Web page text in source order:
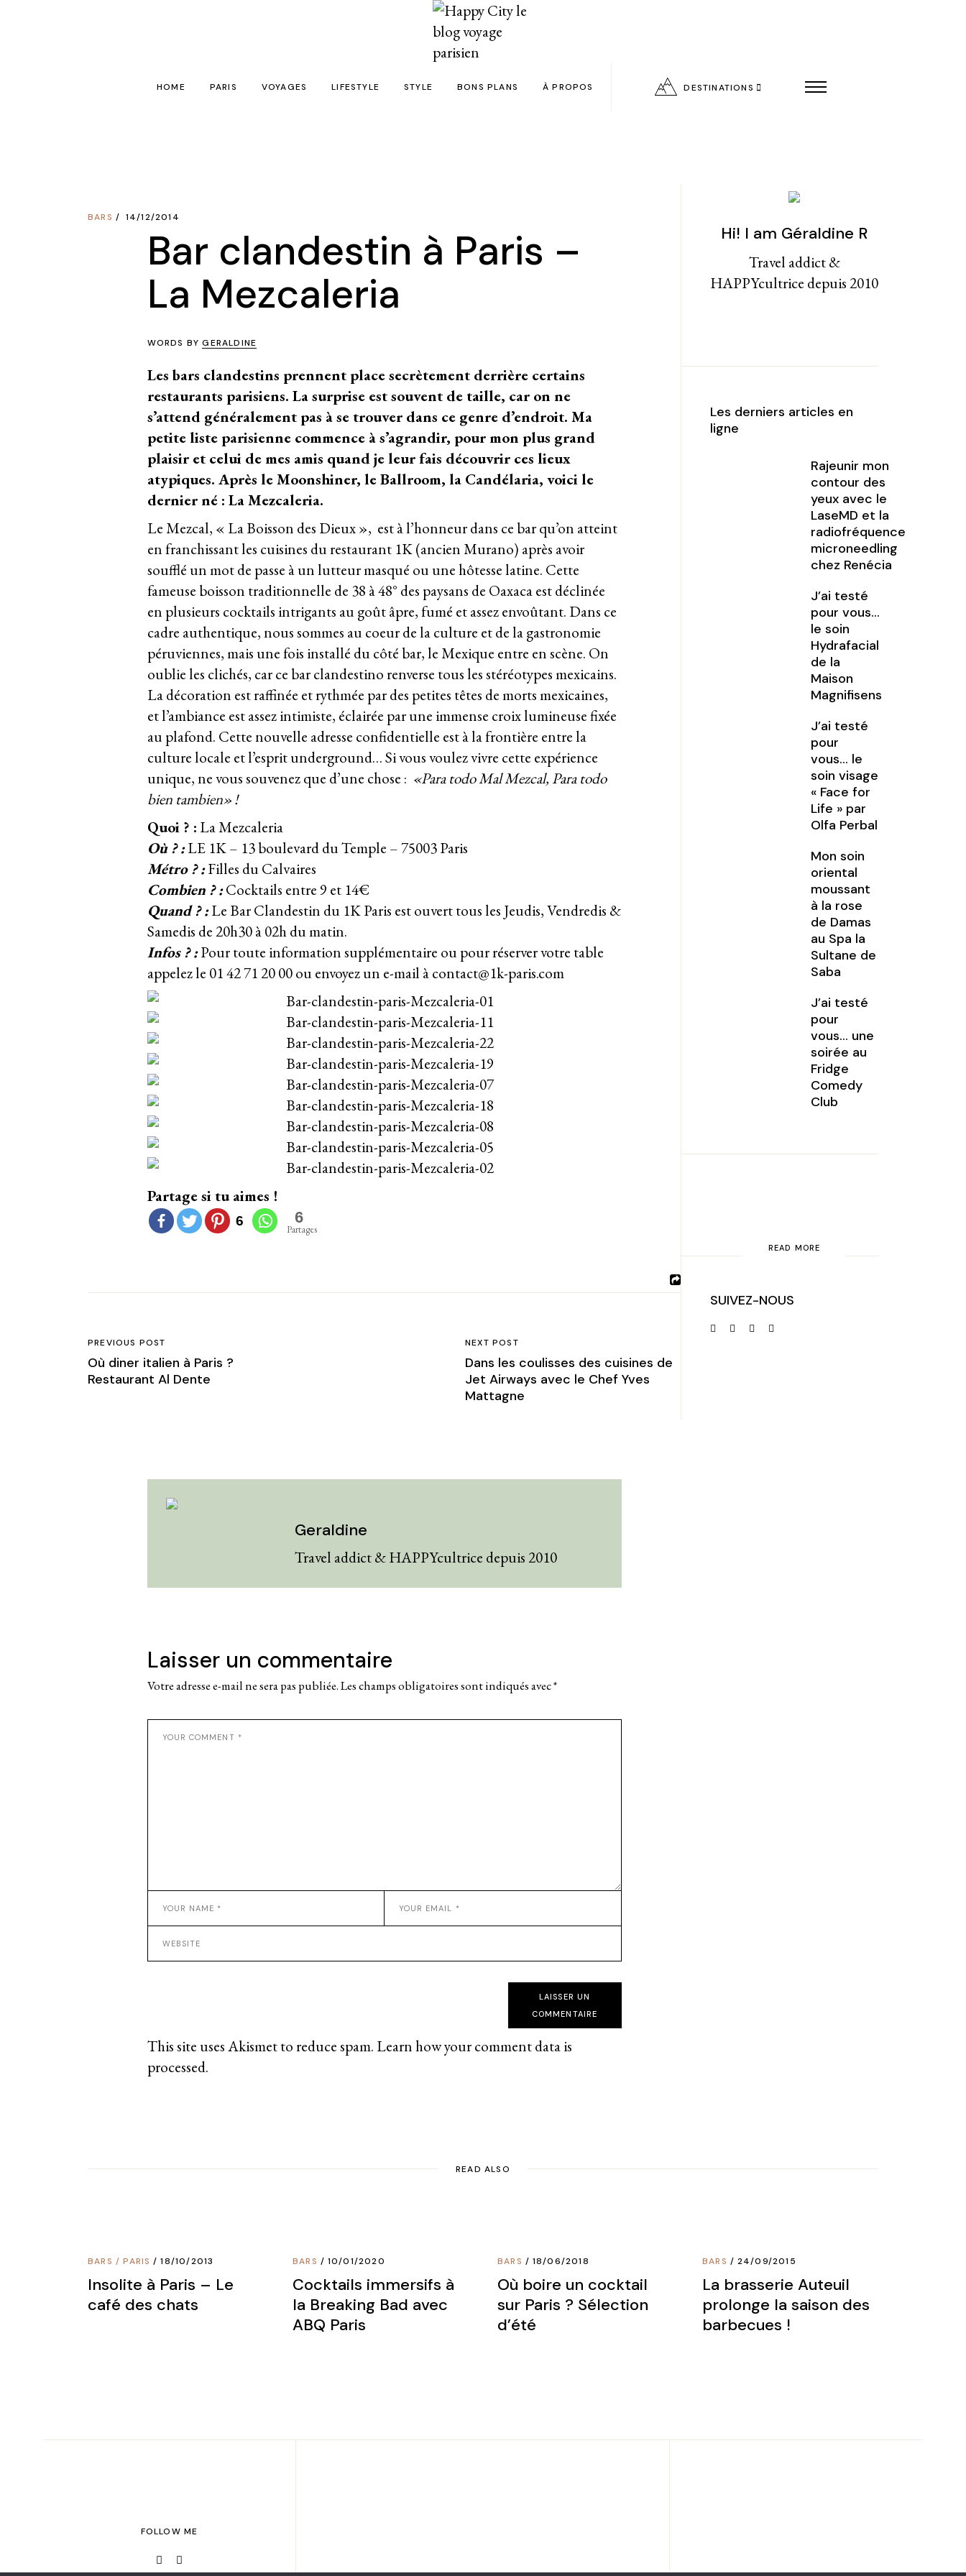
HOME PARIS
Insolite
Spa / Sport
Visites
VOYAGES
Destinations en 24h chrono
Dans le sac des filles
LIFESTYLE
Livres
Shopping
Kids
STYLE
Tattoos
BONS PLANS À PROPOS
Politique de confidentialité
DESTINATIONS
BARS 14/12/2014
Bar clandestin à Paris –
La Mezcaleria
WORDS BYGERALDINE
Les bars clandestins prennent place secrètement derrière certains
restaurants parisiens. La surprise est souvent de taille, car on ne
s’attend généralement pas à se trouver dans ce genre d’endroit. Ma
petite liste parisienne commence à s’agrandir, pour mon plus grand
plaisir et celui de mes amis quand je leur fais découvrir ces lieux
atypiques. Après le Moonshiner, le Ballroom, la Candélaria, voici le
dernier né : La Mezcaleria.
Le Mezcal, « La Boisson des Dieux », est à l’honneur dans ce bar qu’on atteint
en franchissant les cuisines du restaurant 1K (ancien Murano) après avoir
soufflé un mot de passe à un lutteur masqué ou une hôtesse latine. Cette
fameuse boisson traditionnelle de 38 à 48° des paysans de Oaxaca est déclinée
en plusieurs cocktails intrigants au goût âpre, fumé et assez envoûtant. Dans ce
cadre authentique, nous sommes au coeur de la culture et de la gastronomie
péruviennes, mais une fois installé du côté bar, le Mexique entre en scène. On
oublie les clichés, car ce bar clandestino renverse tous les stéréotypes mexicains.
La décoration est raffinée et rythmée par des petites têtes de morts mexicaines,
et l’ambiance est assez intimiste, éclairée par une immense croix lumineuse fixée
au plafond. Cette nouvelle adresse confidentielle est à la frontière entre la
culture locale et l’esprit underground… Si vous voulez vivre cette expérience
unique, ne vous souvenez que d’une chose : «Para todo Mal Mezcal, Para todo
bien tambien» !
Quoi ? : La Mezcaleria
Où ? : LE 1K – 13 boulevard du Temple – 75003 Paris
Métro ? :Filles du Calvaires
Combien ? :Cocktails entre 9 et 14€
Quand ? :Le Bar Clandestin du 1K Paris est ouvert tous les Jeudis, Vendredis &
Samedis de 20h30 à 02h du matin.
Infos ? :Pour toute information supplémentaire ou pour réserver votre table
appelez le 01 42 71 20 00 ou envoyez un e-mail àcontact@1k-paris.com
Partage si tu aimes !
6 6
Partages
PREVIOUS POST
Où diner italien à Paris ?
Restaurant Al Dente
NEXT POST
Dans les coulisses des cuisines de
Jet Airways avec le Chef Yves
Mattagne
Geraldine
Travel addict & HAPPYcultrice depuis 2010
Laisser un commentaire
Votre adresse e-mail ne sera pas publiée.Les champs obligatoires sont indiqués avec*
LAISSER UN
COMMENTAIRE
This site uses Akismet to reduce spam. Learn how your comment data is
processed.
Hi! I am Géraldine R
Travel addict &
HAPPYcultrice depuis 2010
Les derniers articles en
ligne
Rajeunir mon
contour des
yeux avec le
LaseMD et la
radiofréquence
microneedling
chez Renécia
J’ai testé
pour vous…
le soin
Hydrafacial
de la
Maison
Magnifisens
J’ai testé
pour
vous… le
soin visage
« Face for
Life » par
Olfa Perbal
Mon soin
oriental
moussant
à la rose
de Damas
au Spa la
Sultane de
Saba
J’ai testé
pour
vous… une
soirée au
Fridge
Comedy
Club
READ MORE
SUIVEZ-NOUS
READ ALSO
BARS /PARIS 18/10/2013
Insolite à Paris – Le
café des chats
BARS 10/01/2020
Cocktails immersifs à
la Breaking Bad avec
ABQ Paris
BARS 18/06/2018
Où boire un cocktail
sur Paris ? Sélection
d’été
BARS 24/09/2015
La brasserie Auteuil
prolonge la saison des
barbecues !
FOLLOW ME